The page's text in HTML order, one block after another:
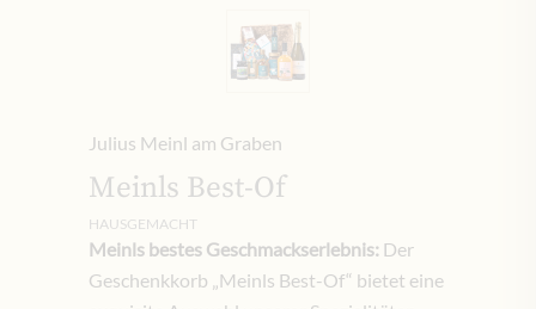
Julius Meinl am Graben
Meinls Best-Of
HAUSGEMACHT
Meinls bestes Geschmackserlebnis: Der
Geschenkkorb „Meinls Best-Of“ bietet eine